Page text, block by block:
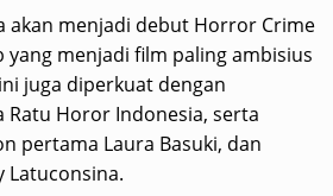
akan menjadi debut Horror Crime
yang menjadi film paling ambisius
juga diperkuat dengan
Horor Indonesia, serta
pertama Laura Basuki, dan
Latuconsina.